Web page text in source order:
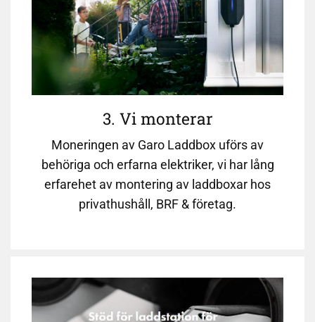
3. Vi monterar
Moneringen av Garo Laddbox uförs av
behöriga och erfarna elektriker, vi har lång
erfarehet av montering av laddboxar hos
privathushåll, BRF & företag.